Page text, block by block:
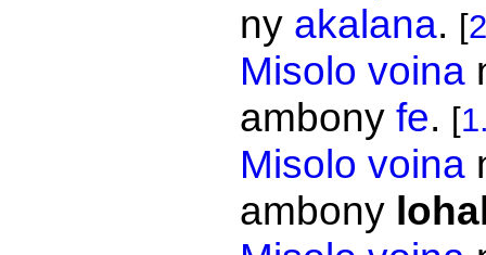
ny akalana. [
Misolo voina
ambony fe. [
Misolo voina
ambony